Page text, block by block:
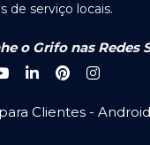
de serviço locais.
o Grifo nas Redes
Clientes - Android